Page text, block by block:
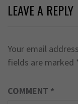
LEAVE A REPLY
Your email
fields are marked
COMMENT *